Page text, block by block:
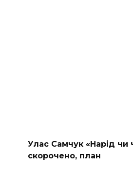
Улас Самчук «Нарід чи
скорочено, план